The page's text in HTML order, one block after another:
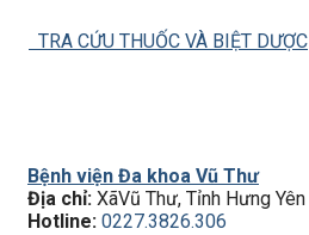
TRA CỨU THUỐC VÀ BIỆT DƯỢC
Bệnh viện Đa khoa Vũ Thư
Địa chỉ: XãVũ Thư, Tỉnh Hưng Yên
Hotline: 0227.3826.306